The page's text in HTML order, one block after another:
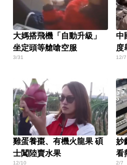
大媽搭飛機「自動升級」
坐定頭等艙嗆空服
3/31
中
度
12/7
雞蛋養棗、有機火龍果 碩
士闖陸賣水果
12/10
妙
看
2/7